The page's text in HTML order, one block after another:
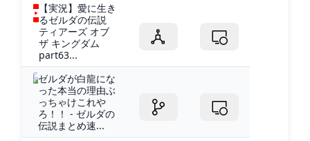
【実況】愛に生き
るゼルダの伝説
ティアーズ オブ
ザ キングダム
part63...
ゼルダが白龍にな
った本当の理由ぶ
っちゃけこれや
ろ！！ - ゼルダの
伝説まとめ速...